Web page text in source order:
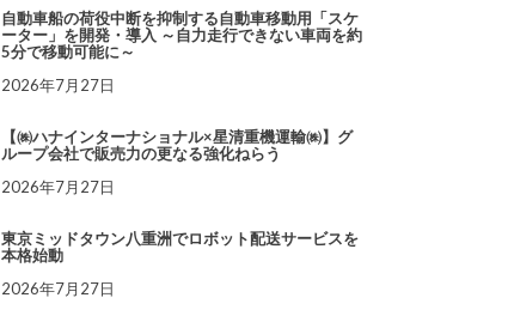
自動車船の荷役中断を抑制する自動車移動用「スケ
ーター」を開発・導入 ～自力走行できない車両を約
5分で移動可能に～
2026年7月27日
【㈱ハナインターナショナル×星清重機運輸㈱】グ
ループ会社で販売力の更なる強化ねらう
2026年7月27日
東京ミッドタウン八重洲でロボット配送サービスを
本格始動
2026年7月27日